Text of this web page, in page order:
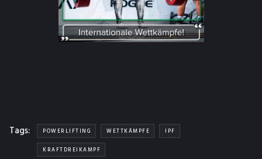
Tags: POWERLIFTING WETTKÄMPFE IPF
KRAFTDREIKAMPF